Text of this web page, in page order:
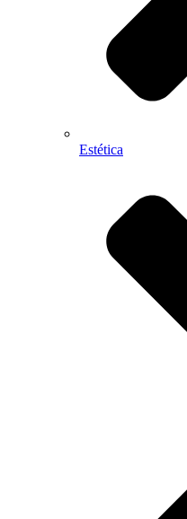
Estética